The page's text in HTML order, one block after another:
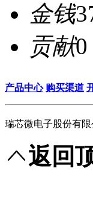
金钱
贡献0
产品中心 购买渠道
瑞芯微电子股份有
返回